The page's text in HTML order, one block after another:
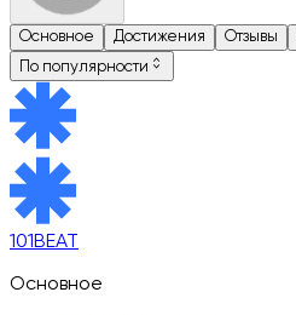
Основное Достижения Отзывы
По популярности
101BEAT
Основное